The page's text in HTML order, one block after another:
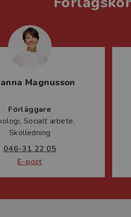
Magnusson
Förläggare
Socialt arbete,
Skolledning
046-31 22 05
E-post